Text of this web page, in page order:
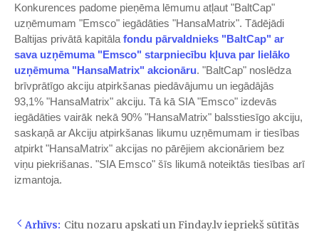
Konkurences padome pieņēma lēmumu atļaut "BaltCap"
uzņēmumam "Emsco" iegādāties "HansaMatrix". Tādējādi
Baltijas privātā kapitāla ​fondu pārvaldnieks "BaltCap" ar
sava uzņēmuma "Emsco" starpniecību kļuva par lielāko
uzņēmuma "HansaMatrix" akcionāru​. "BaltCap" noslēdza
brīvprātīgo akciju atpirkšanas piedāvājumu un iegādājās
93,1% "HansaMatrix" akciju. Tā kā SIA "Emsco" izdevās
iegādāties vairāk nekā 90% "HansaMatrix" balsstiesīgo akciju,
saskaņā ar Akciju atpirkšanas likumu uzņēmumam ir tiesības
atpirkt "HansaMatrix" akcijas no pārējiem akcionāriem bez
viņu piekrišanas. "SIA Emsco" šīs likumā noteiktās tiesības arī
izmantoja.
Arhīvs: Citu nozaru apskati un Finday.lv iepriekš sūtītās